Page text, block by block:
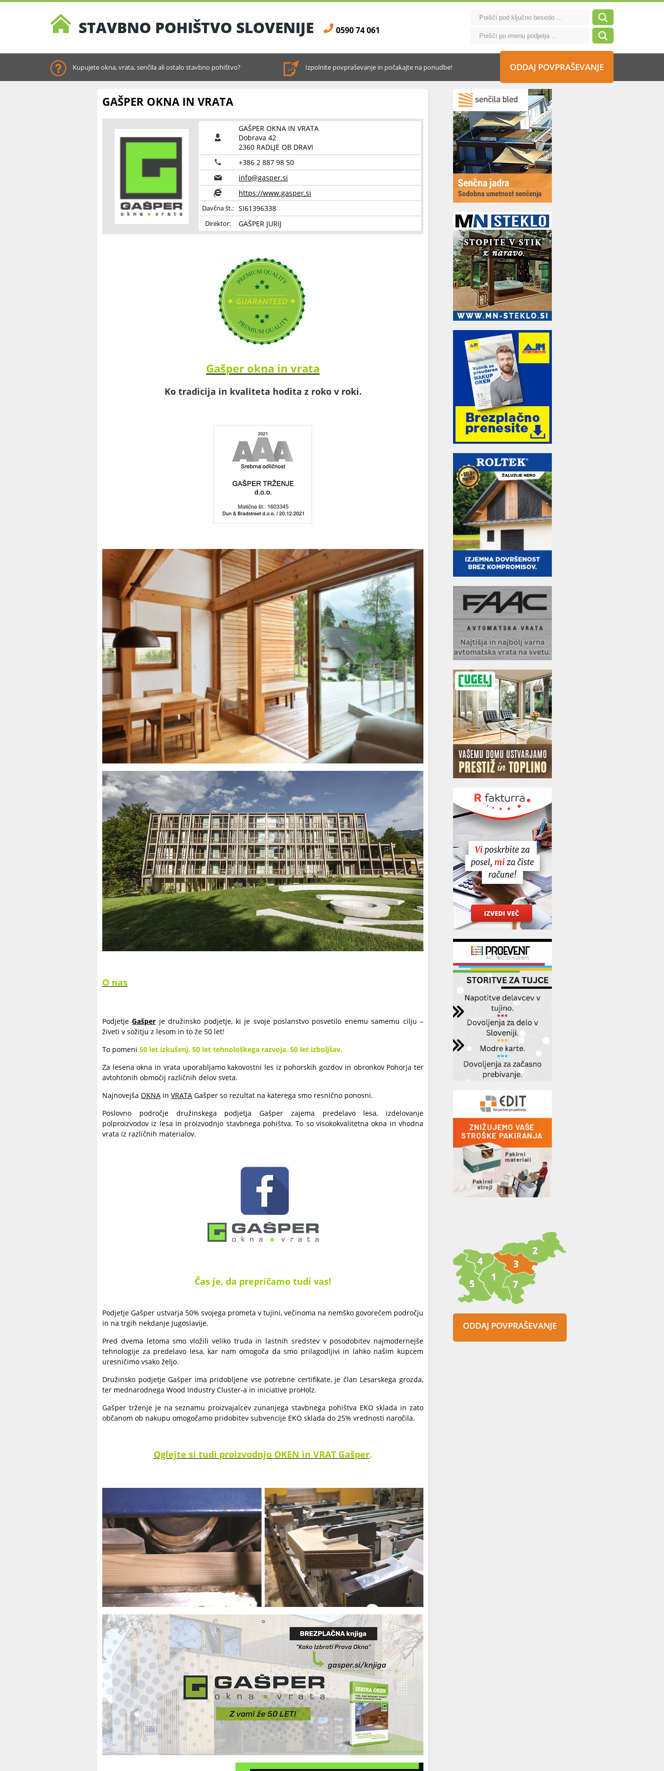
STAVBNO POHIŠTVO SLOVENIJE 0590 74 061
Kupujete okna, vrata, senčila ali ostalo stavbno pohištvo? Izpolnite povpraševanje in počakajte na ponudbe! ODDAJ POVPRAŠEVANJE
GAŠPER OKNA IN VRATA
GAŠPER OKNA IN VRATA
Dobrava 42
2360 RADLJE OB DRAVI
+386 2 887 98 50
info@gasper.si
https://www.gasper.si
Davčna št.: SI61396338
Direktor: GAŠPER JURIJ
Gašper okna in vrata
Ko tradicija in kvaliteta hodita z roko v roki.
O nas
PodjetjeGašper je družinsko podjetje, ki je svoje poslanstvo posvetilo enemu samemu cilju –
živeti v sožitju z lesom in to že 50 let!
To pomeni 50 let izkušenj, 50 let tehnološkega razvoja, 50 let izboljšav.
Za lesena okna in vrata uporabljamo kakovostni les iz pohorskih gozdov in obronkov Pohorja ter
avtohtonih območij različnih delov sveta.
Najnovejša OKNA in VRATA Gašper so rezultat na katerega smo resnično ponosni.
Poslovno področje družinskega podjetja Gašper zajema predelavo lesa, izdelovanje
polproizvodov iz lesa in proizvodnjo stavbnega pohištva. To so visokokvalitetna okna in vhodna
vrata iz različnih materialov.
Čas je, da prepričamo tudi vas!
Podjetje Gašper ustvarja 50% svojega prometa v tujini, večinoma na nemško govorečem področju
in na trgih nekdanje Jugoslavije.
Pred dvema letoma smo vložili veliko truda in lastnih sredstev v posodobitev najmodernejše
tehnologije za predelavo lesa, kar nam omogoča da smo prilagodljivi in lahko našim kupcem
uresničimo vsako željo.
Družinsko podjetje Gašper ima pridobljene vse potrebne certifikate, je član Lesarskega grozda,
ter mednarodnega Wood Industry Cluster-a in iniciative proHolz.
Gašper trženje je na seznamu proizvajalcev zunanjega stavbnega pohištva EKO sklada in zato
občanom ob nakupu omogočamo pridobitev subvencije EKO sklada do 25% vrednosti naročila.
Oglejte si tudi proizvodnjo OKEN in VRAT Gašper.
ODDAJ POVPRAŠEVANJE